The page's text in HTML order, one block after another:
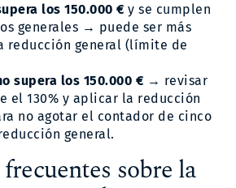
los 150.000 € y se cumplen
generales → puede ser más
reducción general (límite de
supera los 150.000 € → revisar
el 130% y aplicar la reducción
no agotar el contador de cinco
general.
sobre la